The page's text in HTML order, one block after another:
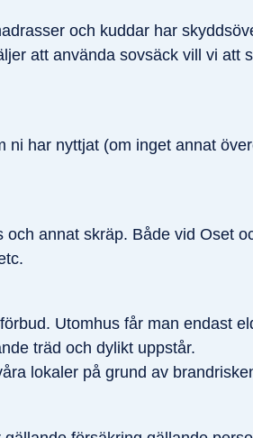
och kuddar har
att använda sovsäck vill vi att
har nyttjat (om inget annat
annat skräp. Både vid Oset
Utomhus får man endast
träd och dylikt uppstår.
lokaler på grund av